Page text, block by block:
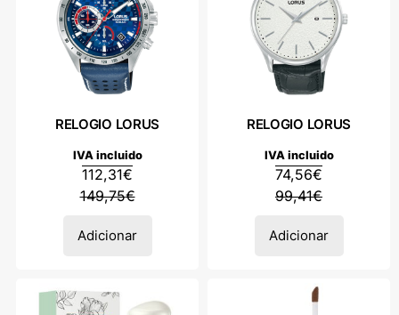
RELOGIO LORUS
149,75€
112,31€
IVA incluido
Adicionar
RELOGIO LORUS
99,41€
74,56€
IVA incluido
Adicionar